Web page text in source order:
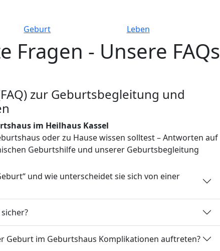
Geburt Leben
Fragen - Unsere FAQs
zur Geburtsbegleitung und
im Heilhaus Kassel
oder zu Hause wissen solltest – Antworten auf
Geburtshilfe und unserer Geburtsbegleitung
und wie unterscheidet sie sich von einer
Geburt im Geburtshaus Komplikationen auftreten?